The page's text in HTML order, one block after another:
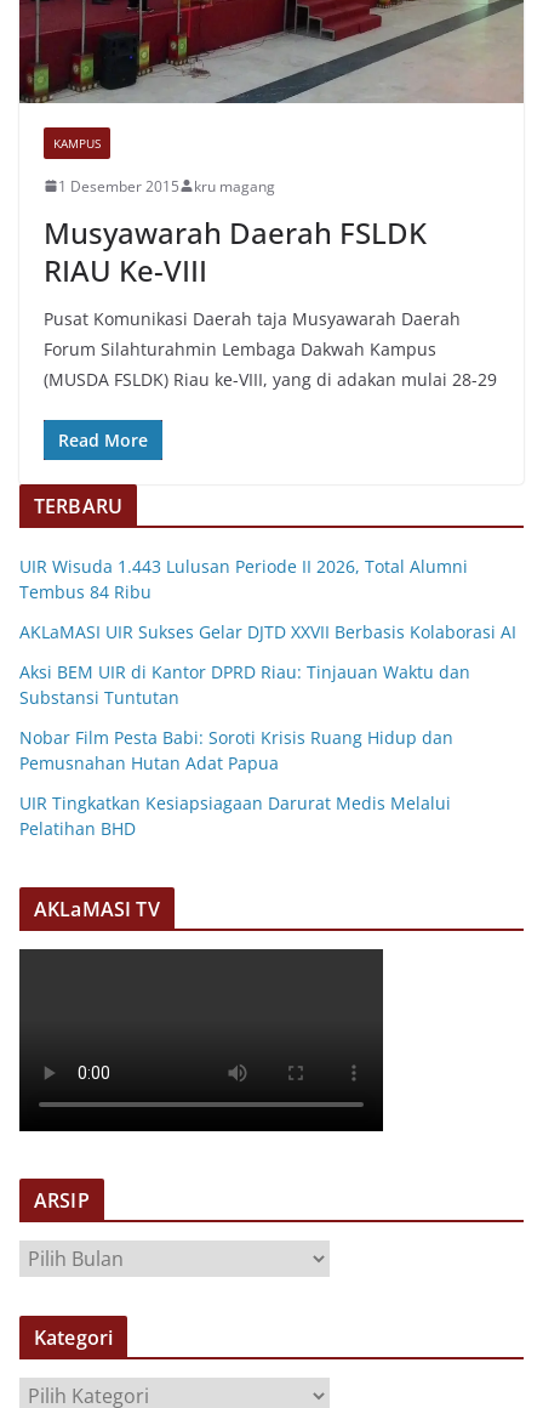
KAMPUS
1 Desember 2015 kru magang
Musyawarah Daerah FSLDK
RIAU Ke-VIII
Pusat Komunikasi Daerah taja Musyawarah Daerah
Forum Silahturahmin Lembaga Dakwah Kampus
(MUSDA FSLDK) Riau ke-VIII, yang di adakan mulai 28-29
Read More
TERBARU
UIR Wisuda 1.443 Lulusan Periode II 2026, Total Alumni
Tembus 84 Ribu
AKLaMASI UIR Sukses Gelar DJTD XXVII Berbasis Kolaborasi AI
Aksi BEM UIR di Kantor DPRD Riau: Tinjauan Waktu dan
Substansi Tuntutan
Nobar Film Pesta Babi: Soroti Krisis Ruang Hidup dan
Pemusnahan Hutan Adat Papua
UIR Tingkatkan Kesiapsiagaan Darurat Medis Melalui
Pelatihan BHD
AKLaMASI TV
ARSIP
R
S
P
Kategori